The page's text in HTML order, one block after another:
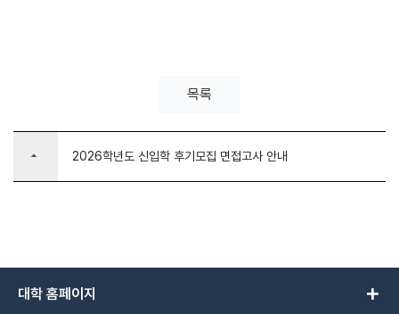
목록
arrow_drop_up 2026학년도 신입학 후기모집 면접고사 안내
대학 홈페이지 add